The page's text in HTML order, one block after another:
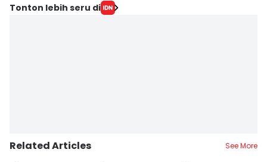
Editor
Tonton lebih seru di
Related Articles See More